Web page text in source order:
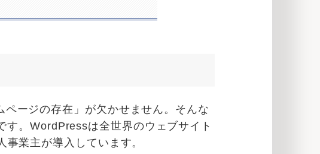
ージの存在」が欠かせません。そんな
。WordPressは全世界のウェブサイト
業主が導入しています。